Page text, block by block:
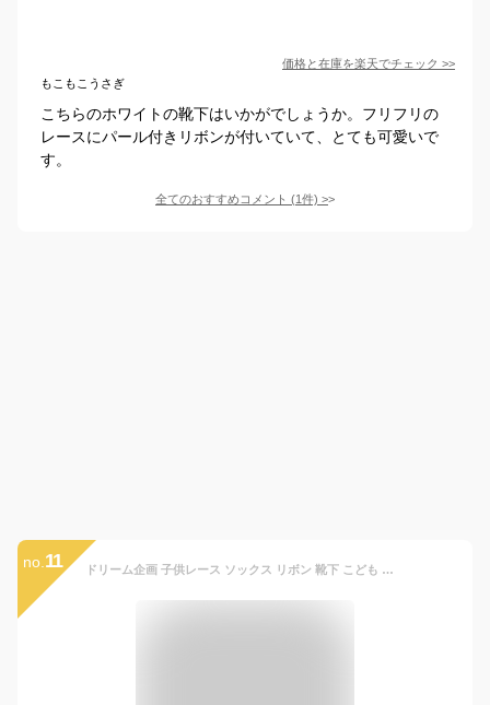
価格と在庫を楽天でチェック >>
もこもこうさぎ
こちらのホワイトの靴下はいかがでしょうか。フリフリの
レースにパール付きリボンが付いていて、とても可愛いで
す。
全てのおすすめコメント (1件) >
no. 11 ドリーム企画 子供レース ソックス リボン 靴下 こども 靴下通販 女の子 キッズ 靴下 フォーマルソックス (17-19cm)